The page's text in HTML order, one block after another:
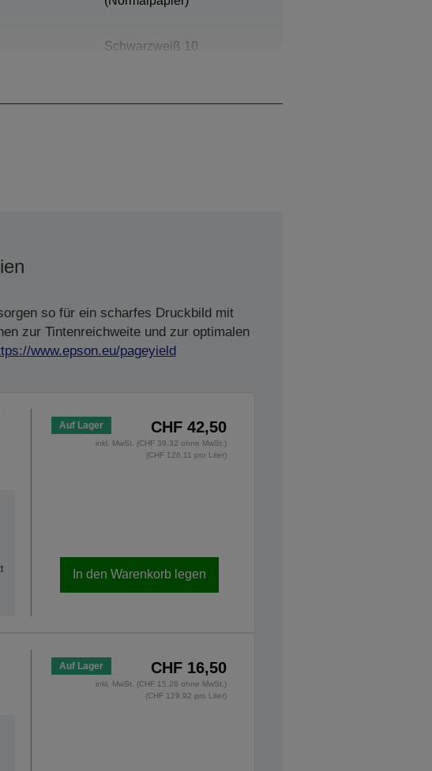
Schwarzweiß 10
so für ein scharfes Druckbild mit
zur Tintenreichweite und zur optimalen
www.epson.eu/pageyield
Auf Lager CHF 42,50
inkl. MwSt. (CHF 39,32 ohne MwSt.)
(CHF 126,11 pro Liter)
In den Warenkorb legen
Auf Lager CHF 16,50
inkl. MwSt. (CHF 15,26 ohne MwSt.)
(CHF 129,92 pro Liter)